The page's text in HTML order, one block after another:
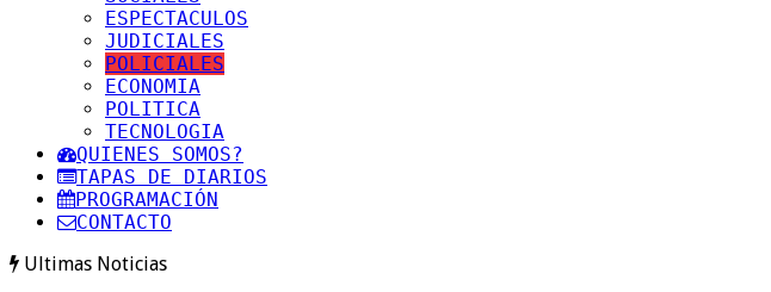
ESPECTACULOS
JUDICIALES
POLICIALES
ECONOMIA
POLITICA
TECNOLOGIA
QUIENES SOMOS?
TAPAS DE DIARIOS
PROGRAMACIÓN
CONTACTO
Ultimas Noticias